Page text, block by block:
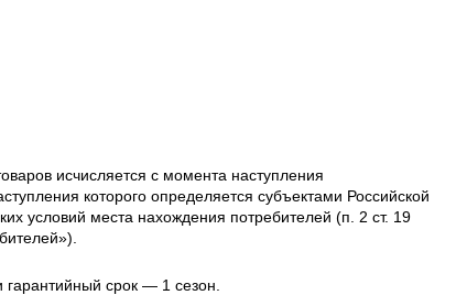
исчисляется с момента наступления
которого определяется субъектами Российской
условий места нахождения потребителей (п. 2 ст. 19
срок — 1 сезон.